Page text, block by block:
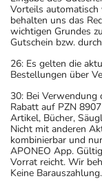
generell vor der
Arzneimittel jedes
dem Arzt oder
Arzneimittel, die
anwenden oder
zurückliegt.
Bitte verwenden
dem auf der
angegebenen
sich auf den
Vorteils automatisch
behalten uns das
wichtigen Grundes
Gutschein bzw.
26: Es gelten die
Bestellungen über
30: Bei Verwendung
Rabatt auf PZN
Artikel, Bücher,
Nicht mit anderen
kombinierbar und
APONEO App.
Vorrat reicht. Wir
Keine Barauszahlung.